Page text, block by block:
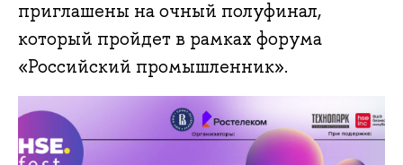
приглашены на очный полуфинал,
который пройдет в рамках форума
«Российский промышленник».